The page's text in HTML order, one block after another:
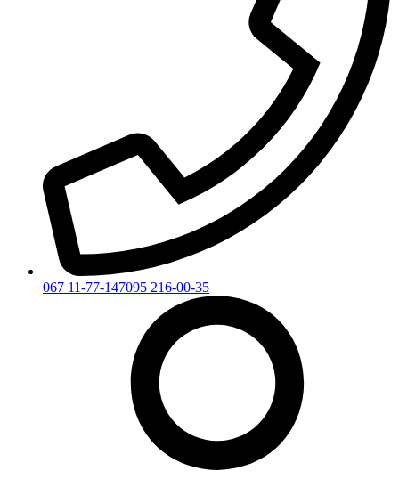
067 11-77-147095 216-00-35